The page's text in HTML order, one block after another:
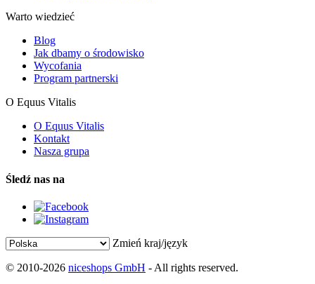
Warto wiedzieć
Blog
Jak dbamy o środowisko
Wycofania
Program partnerski
O Equus Vitalis
O Equus Vitalis
Kontakt
Nasza grupa
Śledź nas na
Zmień kraj/język
© 2010-2026 niceshops GmbH - All rights reserved.